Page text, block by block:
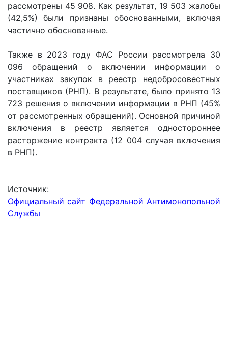
рассмотрены 45 908. Как результат, 19 503 жалобы
(42,5%) были признаны обоснованными, включая
частично обоснованные.
Также в 2023 году ФАС России рассмотрела 30
096 обращений о включении информации о
участниках закупок в реестр недобросовестных
поставщиков (РНП). В результате, было принято 13
723 решения о включении информации в РНП (45%
от рассмотренных обращений). Основной причиной
включения в реестр является одностороннее
расторжение контракта (12 004 случая включения
в РНП).
Источник:
Официальный сайт Федеральной Антимонопольной
Службы